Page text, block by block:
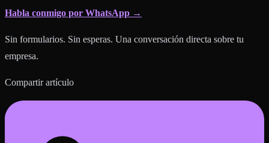
Habla conmigo por WhatsApp →
Sin formularios. Sin esperas. Una conversación directa sobre tu
empresa.
Compartir artículo